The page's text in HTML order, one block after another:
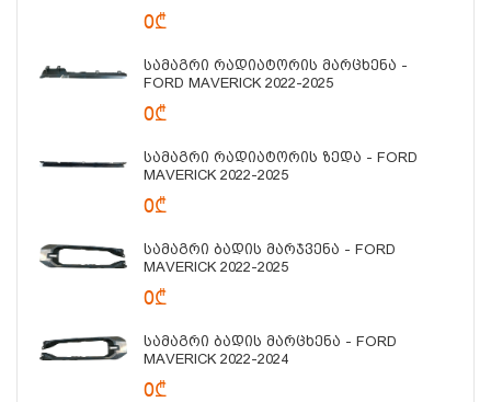
0₾
Სამაგრი Რადიატორის Მარცხენა -
FORD MAVERICK 2022-2025
0₾
Სამაგრი Რადიატორის Ზედა - FORD
MAVERICK 2022-2025
0₾
Სამაგრი Ბადის Მარჯვენა - FORD
MAVERICK 2022-2025
0₾
Სამაგრი Ბადის Მარცხენა - FORD
MAVERICK 2022-2024
0₾